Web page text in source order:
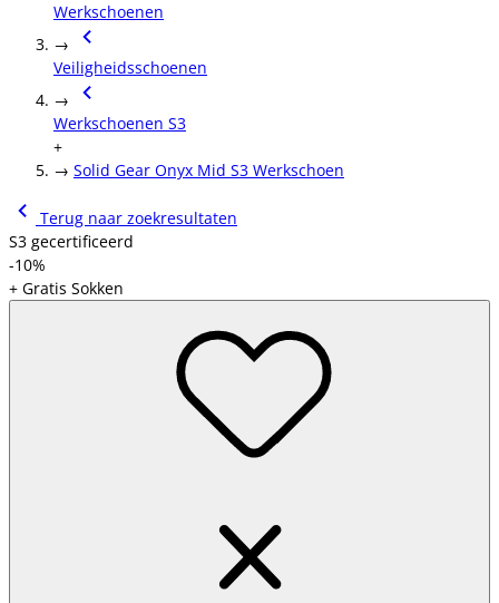
Werkschoenen
→
Veiligheidsschoenen
→
Werkschoenen S3
+
→ Solid Gear Onyx Mid S3 Werkschoen
Terug naar zoekresultaten
S3 gecertificeerd
-10%
+ Gratis Sokken